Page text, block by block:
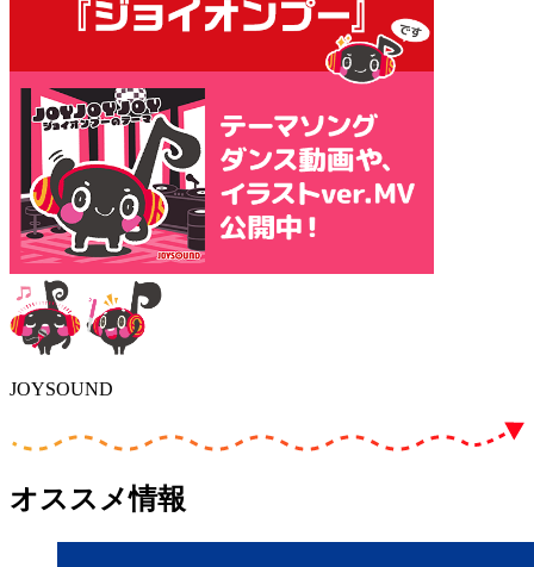
JOYSOUND
オススメ情報